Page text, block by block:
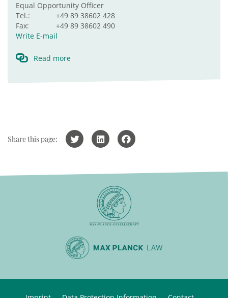
Equal Opportunity Officer
Tel.:
+49 89 38602 428
Fax:
+49 89 38602 490
Write E-mail
Read more
Share this page: